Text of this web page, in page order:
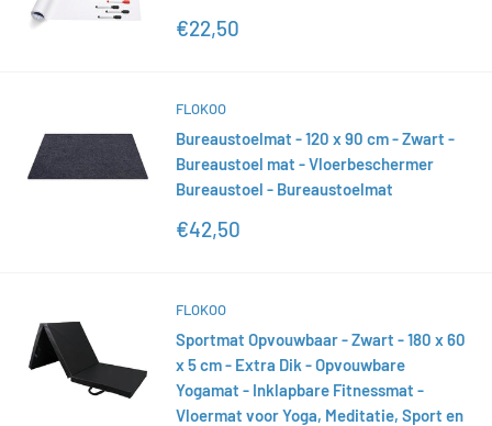
Actieprijs
€22,50
FLOKOO
Bureaustoelmat - 120 x 90 cm - Zwart -
Bureaustoel mat - Vloerbeschermer
Bureaustoel - Bureaustoelmat
Actieprijs
€42,50
FLOKOO
Sportmat Opvouwbaar - Zwart - 180 x 60
x 5 cm - Extra Dik - Opvouwbare
Yogamat - Inklapbare Fitnessmat -
Vloermat voor Yoga, Meditatie, Sport en